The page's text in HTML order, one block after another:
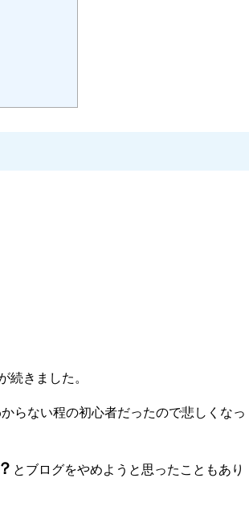
続きました。
らない程の初心者だったので悲しくなっ
とブログをやめようと思ったこともあり